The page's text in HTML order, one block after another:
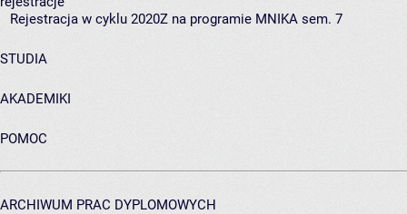
Rejestracja w cyklu 2020Z na programie MNIKA sem. 7
STUDIA
AKADEMIKI
POMOC
ARCHIWUM PRAC DYPLOMOWYCH